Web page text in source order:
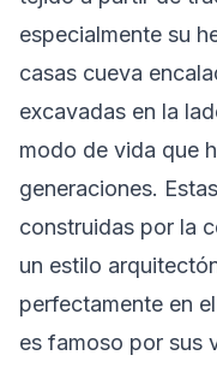
especialmente su
casas cueva
excavadas en la
modo de vida que
generaciones.
construidas por la
un estilo
perfectamente en
es famoso por sus